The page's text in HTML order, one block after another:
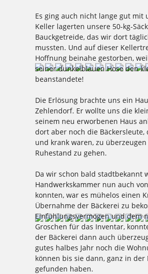
Es ging auch nicht lange gut mit
Keller lagerten unsere 50-kg-
Bauckgetreide, das wir dort
mussten. Und auf dieser
Hoffnung beinahe gestorben,
seiner dunkelblauen Hose den
beanstandete!
Die Erlösung brachte uns ein
Zehlendorf. Er wollte uns die
seinem neu erworbenen Haus
dort aber noch die Bäckersleute,
und krank waren, zu
Ruhestand zu gehen.
Da wir schon bald stadtbekannt
Handwerkskammer nun auch
konnten, war es mühelos einen
Übernahme der Bäckerei zu
Einfühlungsvermögen und dem
Groschen für das Inventar,
der Bäckerei dann auch
gutes halbes Jahr noch die
können bis sie dann, ganz in der
gefunden haben.